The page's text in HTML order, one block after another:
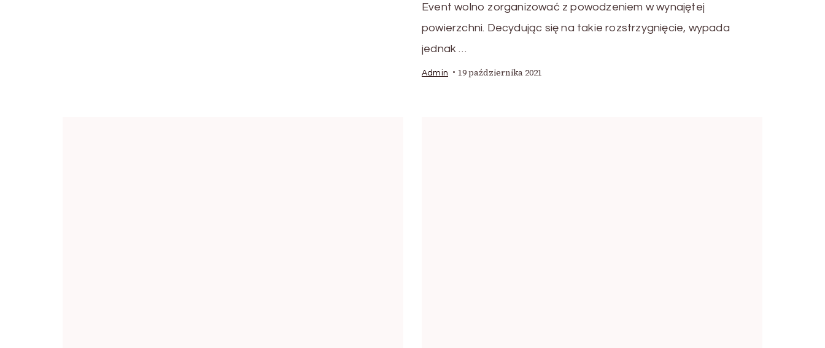
Event wolno zorganizować z powodzeniem w wynajętej
powierzchni. Decydując się na takie rozstrzygnięcie, wypada
jednak …
Admin 19 października 2021